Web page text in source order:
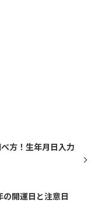
方！生年月日入力
開運日と注意日